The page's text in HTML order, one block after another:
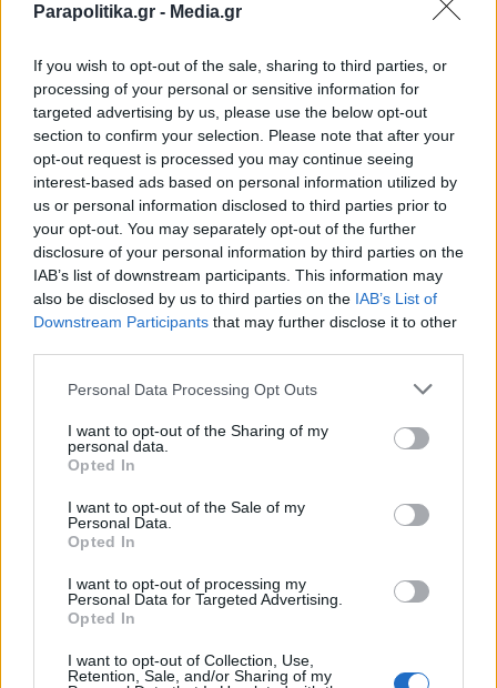
Parapolitika.gr - Media.gr
If you wish to opt-out of the sale, sharing to third parties, or
processing of your personal or sensitive information for
targeted advertising by us, please use the below opt-out
section to confirm your selection. Please note that after your
opt-out request is processed you may continue seeing
interest-based ads based on personal information utilized by
us or personal information disclosed to third parties prior to
your opt-out. You may separately opt-out of the further
disclosure of your personal information by third parties on the
IAB’s list of downstream participants. This information may
also be disclosed by us to third parties on the IAB’s List of
Downstream Participants that may further disclose it to other
Personal Data Processing Opt Outs
I want to opt-out of the Sharing of my
personal data.
Opted In
I want to opt-out of the Sale of my
Personal Data.
Opted In
I want to opt-out of processing my
Personal Data for Targeted Advertising.
Opted In
I want to opt-out of Collection, Use,
Retention, Sale, and/or Sharing of my
ΠΟΛΙΤΙΚΗ 05.08.2026 06:00
PARAPOLITIKA NEWSROOM
Μέγαρο Μαξίμου: Έκτακτη σύσκεψη 7
υπουργών υπό τον Μητσοτάκη για την
άμεση στήριξη των πυρόπληκτων
πολιτών, αγροτών και επιχειρήσεων, μετά
τις καταστροφικές πυρκαγιές
Εγγραφή στο newsletter
Αποδέχομαι τους
και την πολιτική απορρήτου
X